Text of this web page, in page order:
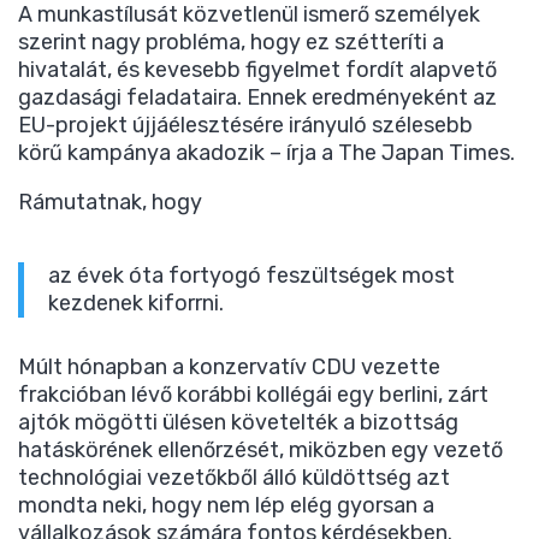
A munkastílusát közvetlenül ismerő személyek
szerint nagy probléma, hogy ez szétteríti a
hivatalát, és kevesebb figyelmet fordít alapvető
gazdasági feladataira. Ennek eredményeként az
EU-projekt újjáélesztésére irányuló szélesebb
körű kampánya akadozik – írja a The Japan Times.
Rámutatnak, hogy
az évek óta fortyogó feszültségek most
kezdenek kiforrni.
Múlt hónapban a konzervatív CDU vezette
frakcióban lévő korábbi kollégái egy berlini, zárt
ajtók mögötti ülésen követelték a bizottság
hatáskörének ellenőrzését, miközben egy vezető
technológiai vezetőkből álló küldöttség azt
mondta neki, hogy nem lép elég gyorsan a
vállalkozások számára fontos kérdésekben.